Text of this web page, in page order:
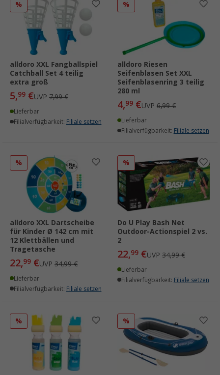
%
alldoro XXL Fangballspiel
Catchball Set 4 teilig
extra groß
5,99 €UVP 7,99 €
Lieferbar
Filialverfügbarkeit: Filiale setzen
%
alldoro Riesen
Seifenblasen Set XXL
Seifenblasenring 3 teilig
280 ml
4,99 €UVP 6,99 €
Lieferbar
Filialverfügbarkeit: Filiale setzen
%
alldoro XXL Dartscheibe
für Kinder Ø 142 cm mit
12 Klettbällen und
Tragetasche
22,99 €UVP 34,99 €
Lieferbar
Filialverfügbarkeit: Filiale setzen
%
Do U Play Bash Net
Outdoor-Actionspiel 2 vs.
2
22,99 €UVP 34,99 €
Lieferbar
Filialverfügbarkeit: Filiale setzen
% %